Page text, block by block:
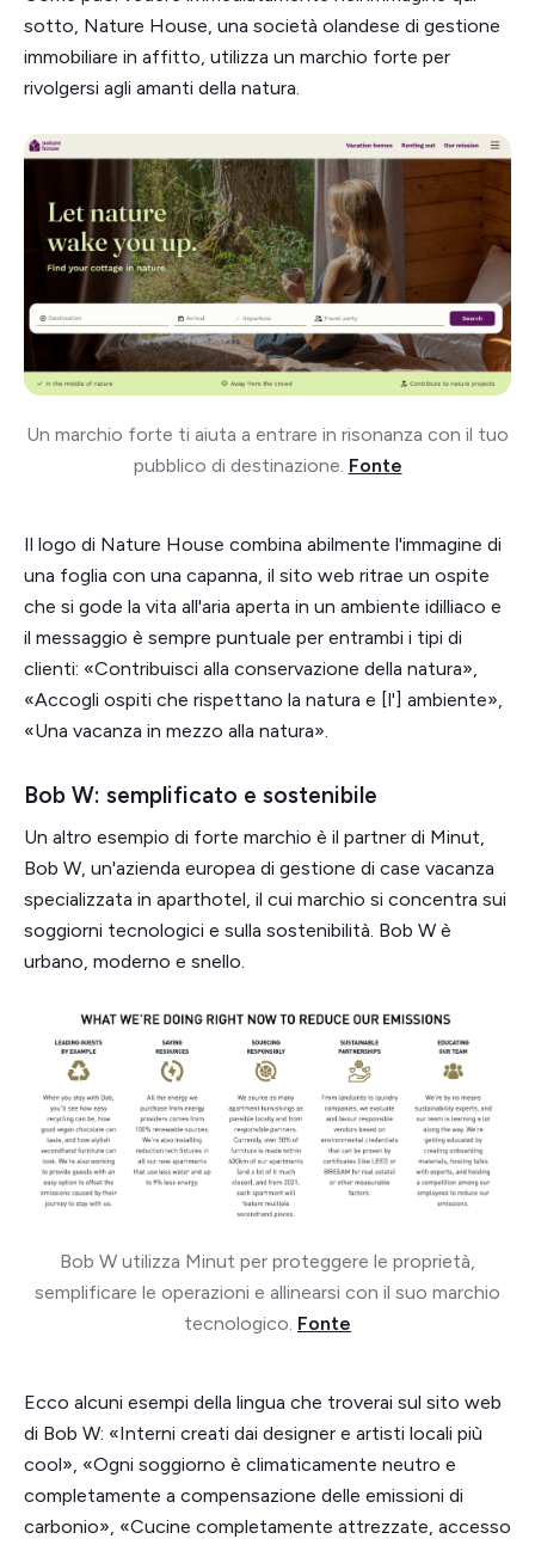
sotto, Nature House, una società olandese di gestione
immobiliare in affitto, utilizza un marchio forte per
rivolgersi agli amanti della natura.
Un marchio forte ti aiuta a entrare in risonanza con il tuo
pubblico di destinazione. Fonte
Il logo di Nature House combina abilmente l'immagine di
una foglia con una capanna, il sito web ritrae un ospite
che si gode la vita all'aria aperta in un ambiente idilliaco e
il messaggio è sempre puntuale per entrambi i tipi di
clienti: «Contribuisci alla conservazione della natura»,
«Accogli ospiti che rispettano la natura e [l'] ambiente»,
«Una vacanza in mezzo alla natura».
Bob W: semplificato e sostenibile
Un altro esempio di forte marchio è il partner di Minut,
Bob W, un'azienda europea di gestione di case vacanza
specializzata in aparthotel, il cui marchio si concentra sui
soggiorni tecnologici e sulla sostenibilità. Bob W è
urbano, moderno e snello.
Bob W utilizza Minut per proteggere le proprietà,
semplificare le operazioni e allinearsi con il suo marchio
tecnologico. Fonte
Ecco alcuni esempi della lingua che troverai sul sito web
di Bob W: «Interni creati dai designer e artisti locali più
cool», «Ogni soggiorno è climaticamente neutro e
completamente a compensazione delle emissioni di
carbonio», «Cucine completamente attrezzate, accesso